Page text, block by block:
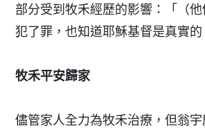
部分受到牧禾經歷的影響：「（
犯了罪，也知道耶穌基督是真實的
牧禾平安歸家
儘管家人全力為牧禾治療，但翁